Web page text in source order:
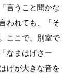
言うこと聞かな
われても、「そ
ここで、別室で
なまはげさー
げが大きな音を